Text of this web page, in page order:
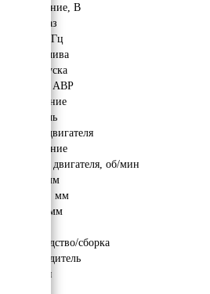
Напряжение, В
Число фаз
Частота, Гц
Вид топлива
Тип запуска
Наличие АВР
Исполнение
Двигатель
Модель двигателя
Охлаждение
Обороты двигателя, об/мин
Длина, мм
Ширина, мм
Высота, мм
Производство/сборка
Производитель
Гарантия